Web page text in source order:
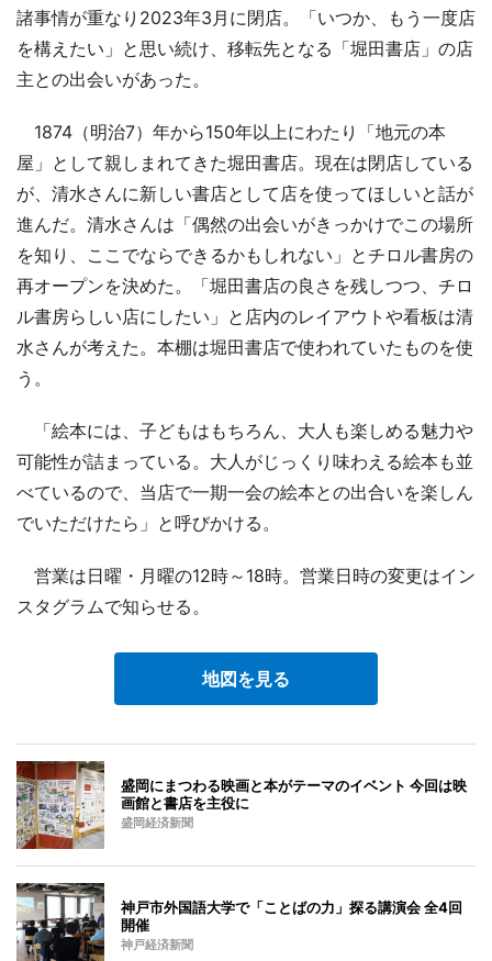
諸事情が重なり2023年3月に閉店。「いつか、もう一度店
を構えたい」と思い続け、移転先となる「堀田書店」の店
主との出会いがあった。
1874（明治7）年から150年以上にわたり「地元の本
屋」として親しまれてきた堀田書店。現在は閉店している
が、清水さんに新しい書店として店を使ってほしいと話が
進んだ。清水さんは「偶然の出会いがきっかけでこの場所
を知り、ここでならできるかもしれない」とチロル書房の
再オープンを決めた。「堀田書店の良さを残しつつ、チロ
ル書房らしい店にしたい」と店内のレイアウトや看板は清
水さんが考えた。本棚は堀田書店で使われていたものを使
う。
「絵本には、子どもはもちろん、大人も楽しめる魅力や
可能性が詰まっている。大人がじっくり味わえる絵本も並
べているので、当店で一期一会の絵本との出合いを楽しん
でいただけたら」と呼びかける。
営業は日曜・月曜の12時～18時。営業日時の変更はイン
スタグラムで知らせる。
地図を見る
盛岡にまつわる映画と本がテーマのイベント 今回は映
画館と書店を主役に
盛岡経済新聞
神戸市外国語大学で「ことばの力」探る講演会 全4回
開催
神戸経済新聞